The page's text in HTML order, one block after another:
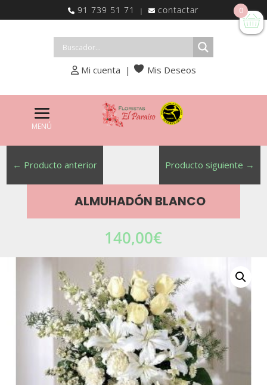
91 739 51 71 | contactar
Mi cuenta | Mis Deseos
← Producto anterior Producto siguiente →
ALMUHADÓN BLANCO
140,00€
0